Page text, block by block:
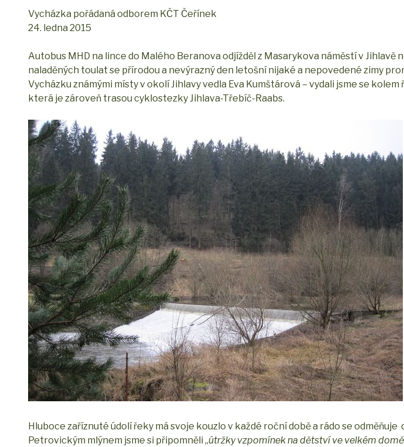
Vycházka pořádaná odborem KČT Čeřínek
24. ledna 2015
Autobus MHD na lince do Malého Beranova odjížděl z Masarykova náměstí v Jihlavě
naladěných toulat se přírodou a nevýrazný den letošní nijaké a nepovedené zimy
Vycházku známými místy v okolí Jihlavy vedla Eva Kumštárová – vydali jsme se
která je zároveň trasou cyklostezky Jihlava-Třebíč-Raabs.
Hluboce zaříznuté údolí řeky má svoje kouzlo v každé roční době a rádo se
Petrovickým mlýnem jsme si připomněli „útržky vzpomínek na dětství ve velkém